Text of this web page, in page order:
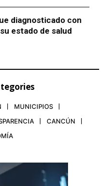
diagnosticado con
estado de salud
MUNICIPIOS
CANCÚN